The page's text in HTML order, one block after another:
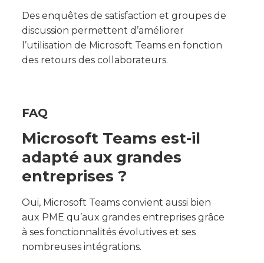
Des enquêtes de satisfaction et groupes de
discussion permettent d’améliorer
l’utilisation de Microsoft Teams en fonction
des retours des collaborateurs.
FAQ
Microsoft Teams est-il
adapté aux grandes
entreprises ?
Oui, Microsoft Teams convient aussi bien
aux PME qu’aux grandes entreprises grâce
à ses fonctionnalités évolutives et ses
nombreuses intégrations.